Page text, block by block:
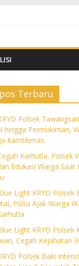
Terbaru
Polsek
hingga Permukiman,
Kamtibmas
Karhutla, Polsek
Edukasi Warga Saat
Light KRYD Polsek
Polisi Ajak Warga
Light KRYD Polsek
Cegah Kejahatan
Polsek Baki